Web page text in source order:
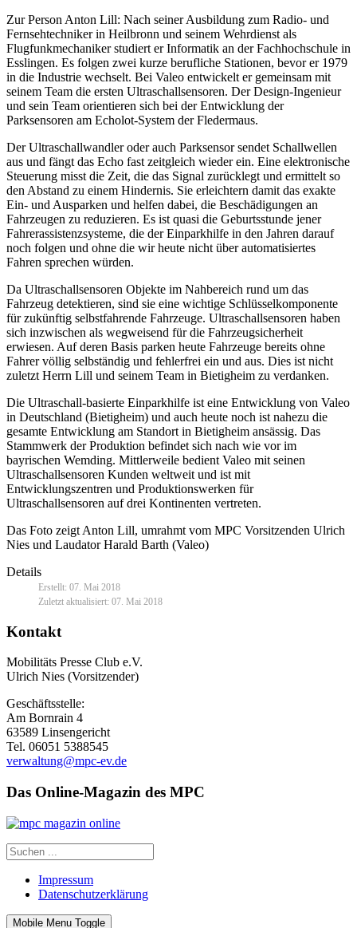
Zur Person Anton Lill: Nach seiner Ausbildung zum Radio- und
Fernsehtechniker in Heilbronn und seinem Wehrdienst als
Flugfunkmechaniker studiert er Informatik an der Fachhochschule in
Esslingen. Es folgen zwei kurze berufliche Stationen, bevor er 1979
in die Industrie wechselt. Bei Valeo entwickelt er gemeinsam mit
seinem Team die ersten Ultraschallsensoren. Der Design-Ingenieur
und sein Team orientieren sich bei der Entwicklung der
Parksensoren am Echolot-System der Fledermaus.
Der Ultraschallwandler oder auch Parksensor sendet Schallwellen
aus und fängt das Echo fast zeitgleich wieder ein. Eine elektronische
Steuerung misst die Zeit, die das Signal zurücklegt und ermittelt so
den Abstand zu einem Hindernis. Sie erleichtern damit das exakte
Ein- und Ausparken und helfen dabei, die Beschädigungen an
Fahrzeugen zu reduzieren. Es ist quasi die Geburtsstunde jener
Fahrerassistenzsysteme, die der Einparkhilfe in den Jahren darauf
noch folgen und ohne die wir heute nicht über automatisiertes
Fahren sprechen würden.
Da Ultraschallsensoren Objekte im Nahbereich rund um das
Fahrzeug detektieren, sind sie eine wichtige Schlüsselkomponente
für zukünftig selbstfahrende Fahrzeuge. Ultraschallsensoren haben
sich inzwischen als wegweisend für die Fahrzeugsicherheit
erwiesen. Auf deren Basis parken heute Fahrzeuge bereits ohne
Fahrer völlig selbständig und fehlerfrei ein und aus. Dies ist nicht
zuletzt Herrn Lill und seinem Team in Bietigheim zu verdanken.
Die Ultraschall-basierte Einparkhilfe ist eine Entwicklung von Valeo
in Deutschland (Bietigheim) und auch heute noch ist nahezu die
gesamte Entwicklung am Standort in Bietigheim ansässig. Das
Stammwerk der Produktion befindet sich nach wie vor im
bayrischen Wemding. Mittlerweile bedient Valeo mit seinen
Ultraschallsensoren Kunden weltweit und ist mit
Entwicklungszentren und Produktionswerken für
Ultraschallsensoren auf drei Kontinenten vertreten.
Das Foto zeigt Anton Lill, umrahmt vom MPC Vorsitzenden Ulrich
Nies und Laudator Harald Barth (Valeo)
Details
Erstellt: 07. Mai 2018
Zuletzt aktualisiert: 07. Mai 2018
Kontakt
Mobilitäts Presse Club e.V.
Ulrich Nies (Vorsitzender)
Geschäftsstelle:
Am Bornrain 4
63589 Linsengericht
Tel. 06051 5388545
verwaltung@mpc-ev.de
Das Online-Magazin des MPC
Impressum
Datenschutzerklärung
Mobile Menu Toggle